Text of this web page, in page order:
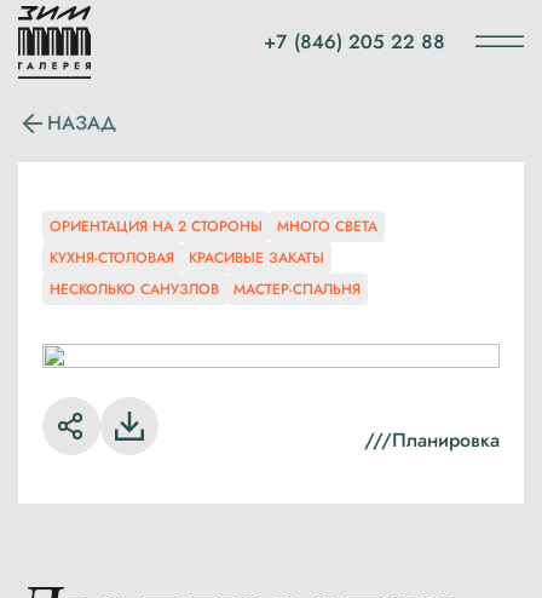
+7 (846) 205 22 88
НАЗАД
ОРИЕНТАЦИЯ НА 2 СТОРОНЫ
МНОГО СВЕТА
КУХНЯ-СТОЛОВАЯ
КРАСИВЫЕ ЗАКАТЫ
НЕСКОЛЬКО САНУЗЛОВ
МАСТЕР-СПАЛЬНЯ
///Планировка